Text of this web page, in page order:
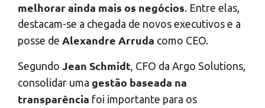
melhorar ainda mais os negócios. Entre elas,
destacam-se a chegada de novos executivos e a
posse de Alexandre Arruda como CEO.
Segundo Jean Schmidt , CFO da Argo Solutions,
consolidar uma gestão baseada na
transparência foi importante para os